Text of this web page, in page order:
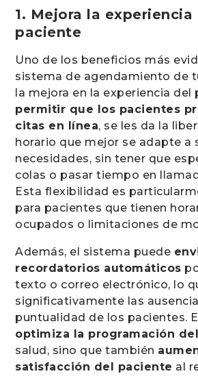
1. Mejora la experiencia
paciente
Uno de los beneficios más
sistema de agendamiento de
la mejora en la experiencia del
permitir que los pacientes
citas en línea, se les da la
horario que mejor se adapte a
necesidades, sin tener que
colas o pasar tiempo en
Esta flexibilidad es
para pacientes que tienen
ocupados o limitaciones de
Además, el sistema puede
recordatorios automáticos
texto o correo electrónico, lo
significativamente las
puntualidad de los pacientes.
optimiza la programación
salud, sino que también
satisfacción del paciente al